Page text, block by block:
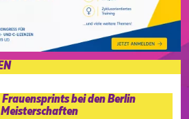
bei den Berlin